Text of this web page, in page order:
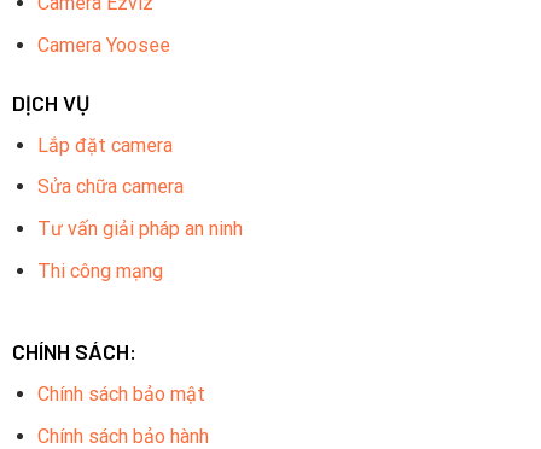
Camera Yoosee
DỊCH VỤ
Lắp đặt camera
Sửa chữa camera
Tư vấn giải pháp an ninh
Thi công mạng
CHÍNH SÁCH:
Chính sách bảo mật
Chính sách bảo hành